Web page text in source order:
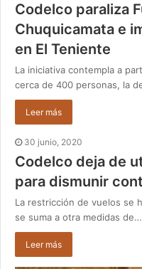
Codelco paraliza
Chuquicamata e
en El Teniente
La iniciativa contempla a
cerca de 400 personas, la
Leer más
30 junio, 2020
Codelco deja de
para dismunir
La restricción de vuelos se
se suma a otra medidas de…
Leer más